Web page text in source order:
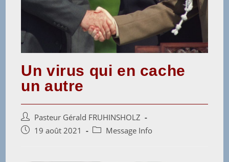
Un virus qui en cache
un autre
Pasteur Gérald FRUHINSHOLZ
19 août 2021
Message Info